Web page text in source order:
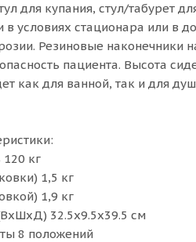
для купания, стул/табурет
условиях стационара или в
Резиновые наконечники
пациента. Высота
как для ванной, так и для
120 кг
1,5 кг
1,9 кг
32.5х9.5х39.5 см
8 положений